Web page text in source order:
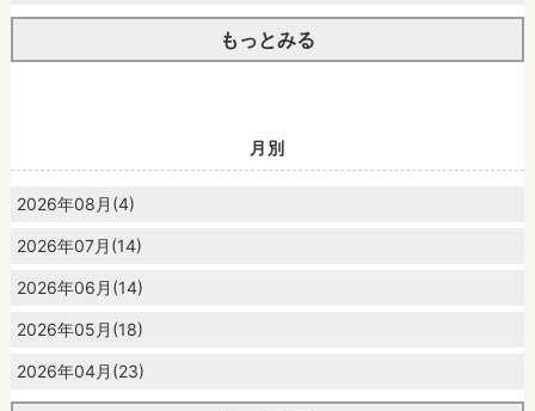
もっとみる
月別
2026年08月(4)
2026年07月(14)
2026年06月(14)
2026年05月(18)
2026年04月(23)